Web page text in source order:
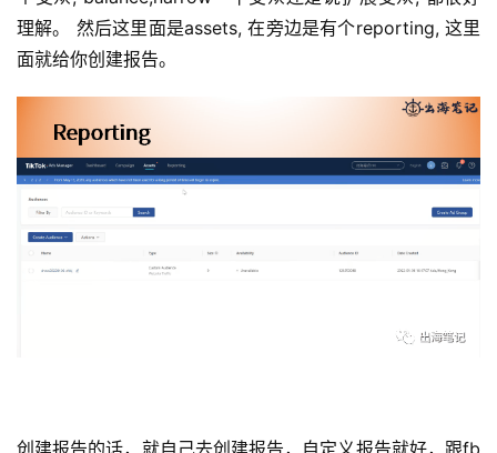
理解。 然后这里面是assets, 在旁边是有个reporting, 这里
面就给你创建报告。